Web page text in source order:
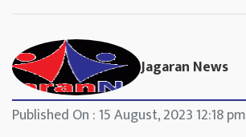
Jagaran News
Published On : 15 August, 2023 12:18 pm